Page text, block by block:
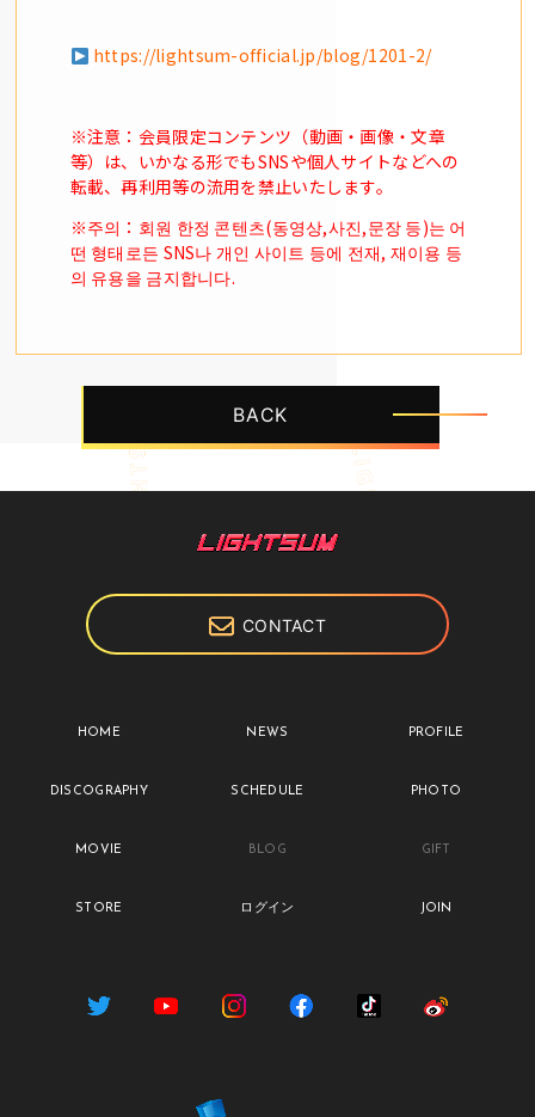
https://lightsum-official.jp/blog/1201-2/
※注意：会員限定コンテンツ（動画・画像・文章
等）は、いかなる形でもSNSや個人サイトなどへの
転載、再利用等の流用を禁止いたします。
※주의：회원 한정 콘텐츠(동영상,사진,문장 등)는 어
떤 형태로든 SNS나 개인 사이트 등에 전재, 재이용 등
의 유용을 금지합니다.
BACK
CONTACT
HOME NEWS PROFILE
DISCOGRAPHY SCHEDULE PHOTO
MOVIE BLOG GIFT
STORE ログイン JOIN